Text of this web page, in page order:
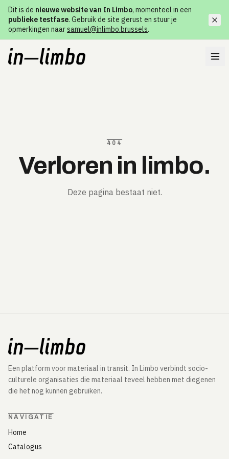
Dit is de nieuwe website van In Limbo, momenteel in een
publieke testfase. Gebruik de site gerust en stuur je
opmerkingen naarsamuel@inlimbo.brussels.
404
Verloren in limbo.
Deze pagina bestaat niet.
Een platform voor materiaal in transit. In Limbo verbindt socio-
culturele organisaties die materiaal teveel hebben met diegenen
die het nog kunnen gebruiken.
NAVIGATIE
Home
Catalogus